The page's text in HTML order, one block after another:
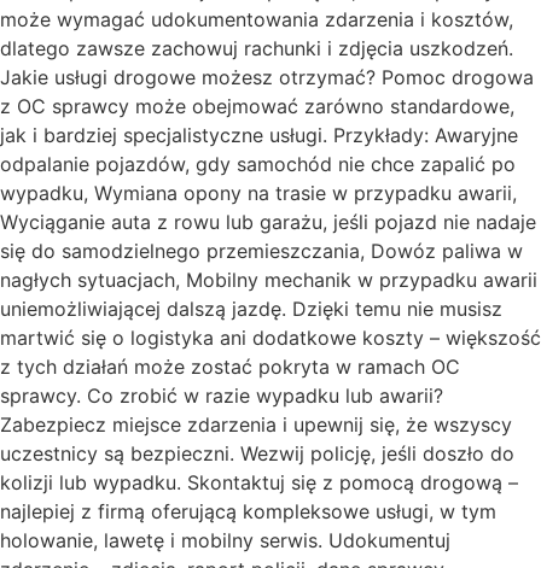
może wymagać udokumentowania zdarzenia i kosztów,
dlatego zawsze zachowuj rachunki i zdjęcia uszkodzeń.
Jakie usługi drogowe możesz otrzymać? Pomoc drogowa
z OC sprawcy może obejmować zarówno standardowe,
jak i bardziej specjalistyczne usługi. Przykłady: Awaryjne
odpalanie pojazdów, gdy samochód nie chce zapalić po
wypadku, Wymiana opony na trasie w przypadku awarii,
Wyciąganie auta z rowu lub garażu, jeśli pojazd nie nadaje
się do samodzielnego przemieszczania, Dowóz paliwa w
nagłych sytuacjach, Mobilny mechanik w przypadku awarii
uniemożliwiającej dalszą jazdę. Dzięki temu nie musisz
martwić się o logistyka ani dodatkowe koszty – większość
z tych działań może zostać pokryta w ramach OC
sprawcy. Co zrobić w razie wypadku lub awarii?
Zabezpiecz miejsce zdarzenia i upewnij się, że wszyscy
uczestnicy są bezpieczni. Wezwij policję, jeśli doszło do
kolizji lub wypadku. Skontaktuj się z pomocą drogową –
najlepiej z firmą oferującą kompleksowe usługi, w tym
holowanie, lawetę i mobilny serwis. Udokumentuj